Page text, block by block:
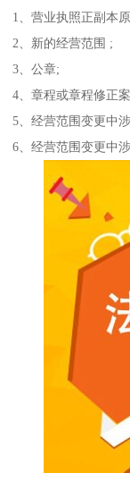
1、营业执照正副本
2、新的经营范围 ;
3、公章;
4、章程或章程修正
5、经营范围变更中
6、经营范围变更中